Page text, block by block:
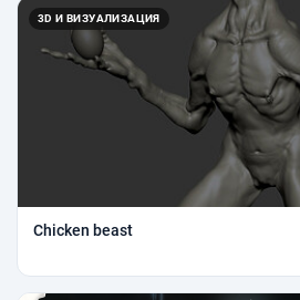
3D И ВИЗУАЛИЗАЦИЯ
Chicken beast